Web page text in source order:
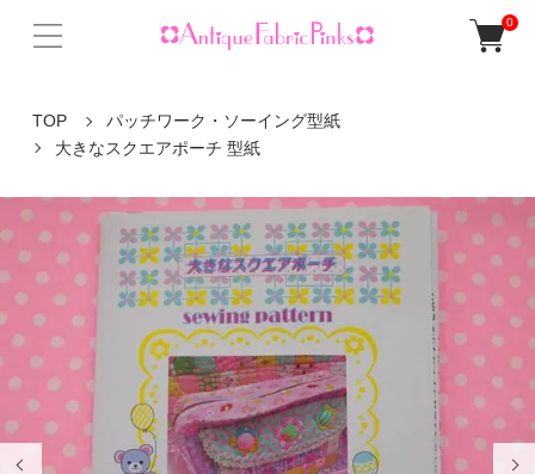
0
TOP
パッチワーク・ソーイング型紙
大きなスクエアポーチ 型紙